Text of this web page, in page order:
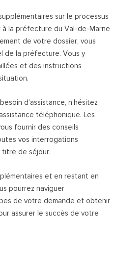
sur le processus
la préfecture du Val-de-Marne
de votre dossier, vous
de la préfecture. Vous y
et des instructions
d’assistance, n’hésitez
téléphonique. Les
fournir des conseils
vos interrogations
de séjour.
et en restant en
pourrez naviguer
de votre demande et obtenir
assurer le succès de votre